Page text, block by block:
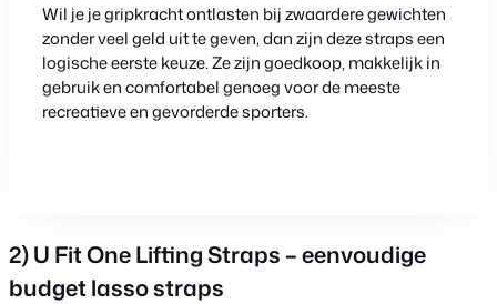
Wil je je gripkracht ontlasten bij zwaardere gewichten
zonder veel geld uit te geven, dan zijn deze straps een
logische eerste keuze. Ze zijn goedkoop, makkelijk in
gebruik en comfortabel genoeg voor de meeste
recreatieve en gevorderde sporters.
2) U Fit One Lifting Straps – eenvoudige
budget lasso straps